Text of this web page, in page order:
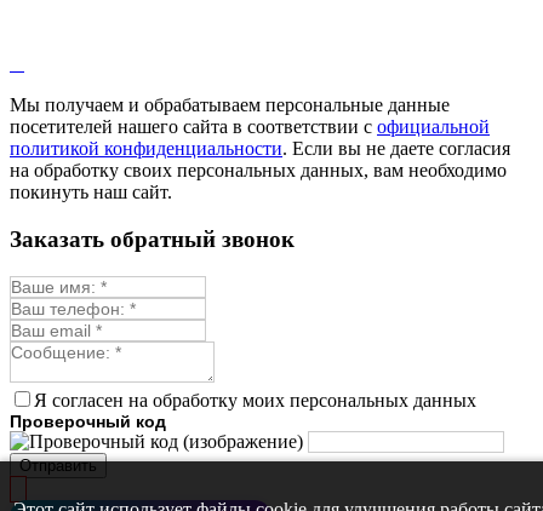
Мы получаем и обрабатываем персональные данные
посетителей нашего сайта в соответствии с официальной
политикой конфиденциальности. Если вы не даете согласия
на обработку своих персональных данных, вам необходимо
покинуть наш сайт.
Заказать обратный звонок
Я согласен на обработку моих персональных данных
Проверочный код
Отправить